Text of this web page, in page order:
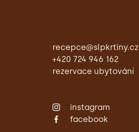
recepce@slpkrtiny.cz
+420 724 946 162
rezervace ubytování
instagram
facebook